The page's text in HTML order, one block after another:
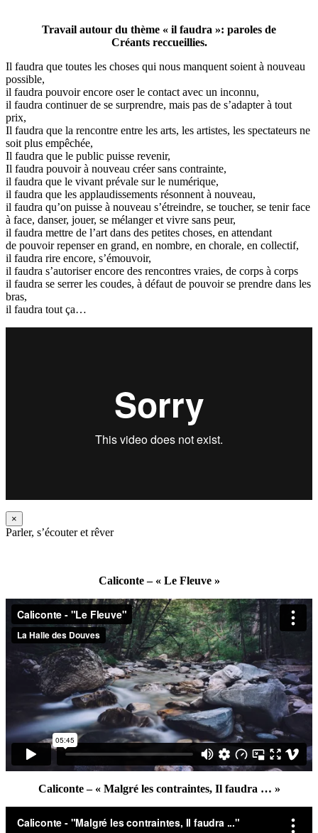
Travail autour du thème « il faudra »: paroles de
Créants reccueillies.
Il faudra que toutes les choses qui nous manquent soient à nouveau
possible,
il faudra pouvoir encore oser le contact avec un inconnu,
il faudra continuer de se surprendre, mais pas de s’adapter à tout
prix,
Il faudra que la rencontre entre les arts, les artistes, les spectateurs ne
soit plus empêchée,
Il faudra que le public puisse revenir,
Il faudra pouvoir à nouveau créer sans contrainte,
il faudra que le vivant prévale sur le numérique,
il faudra que les applaudissements résonnent à nouveau,
il faudra qu’on puisse à nouveau s’étreindre, se toucher, se tenir face
à face, danser, jouer, se mélanger et vivre sans peur,
il faudra mettre de l’art dans des petites choses, en attendant
de pouvoir repenser en grand, en nombre, en chorale, en collectif,
il faudra rire encore, s’émouvoir,
il faudra s’autoriser encore des rencontres vraies, de corps à corps
il faudra se serrer les coudes, à défaut de pouvoir se prendre dans les
bras,
il faudra tout ça…
×
Parler, s’écouter et rêver
Caliconte – « Le Fleuve »
Caliconte – « Malgré les contraintes, Il faudra … »